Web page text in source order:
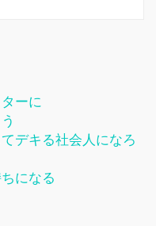
ーに
デキる社会人になろ
になる